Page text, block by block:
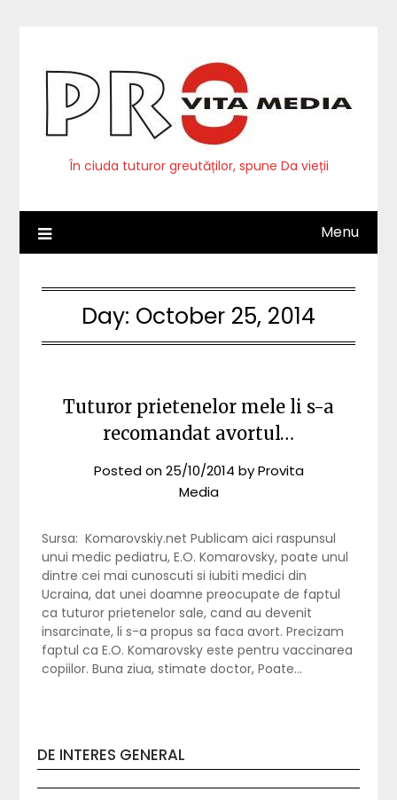
În ciuda tuturor greutăților, spune Da vieții
Menu
Day: October 25, 2014
Tuturor prietenelor mele li s-a
recomandat avortul…
Posted on25/10/2014 byProvita
Media
Sursa: Komarovskiy.net Publicam aici raspunsul
unui medic pediatru, E.O. Komarovsky, poate unul
dintre cei mai cunoscuti si iubiti medici din
Ucraina, dat unei doamne preocupate de faptul
ca tuturor prietenelor sale, cand au devenit
insarcinate, li s-a propus sa faca avort. Precizam
faptul ca E.O. Komarovsky este pentru vaccinarea
copiilor. Buna ziua, stimate doctor, Poate…
DE INTERES GENERAL